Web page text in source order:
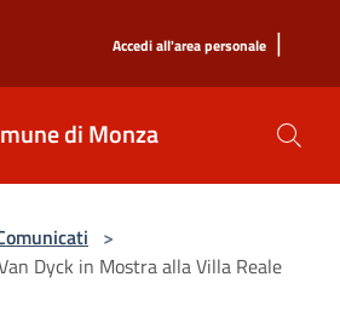
Accedi all'area personale |
di Monza
>
Dyck in Mostra alla Villa Reale